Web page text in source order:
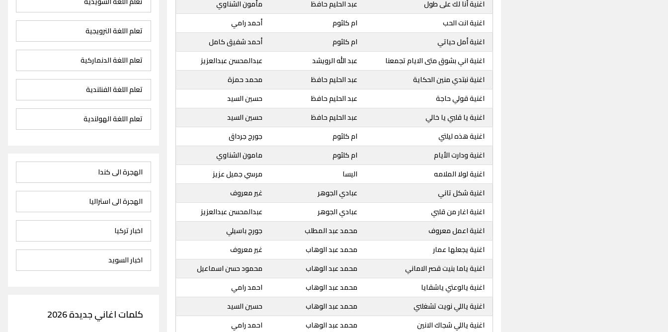
اغنية أنا لك على طول
عبد الحليم حافظ
مأمون الشناوي
اغنية انت الحب
ام كلثوم
أحمد رامي
اغنية أمل حياتي
ام كلثوم
أحمد شفيق كامل
اغنية اني بشوق متى الايام تجمعنا
عبد الله الرويشد
عبدالمحسن عبدالعزيز
اغنية نبتدي منين الحكاية
عبد الحليم حافظ
محمد حمزة
اغنية قولي حاجة
عبد الحليم حافظ
حسين السيد
اغنية يا قلبي يا خالي
عبد الحليم حافظ
حسين السيد
اغنية هذه ليلتي
ام كلثوم
جورج جرداق
اغنية ودارت الأيام
ام كلثوم
مامون الشناوي
اغنية لولا الملامه
اليسا
مرسي جميل عزيز
اغنية شكل تاني
عبادي الجوهر
غير معروف
اغنية اغار من قلبي
عبادي الجوهر
عبدالمحسن عبدالعزيز
اغنية اعمل معروف
محمد عبد المطلب
جورج باسيلي
اغنية يجعلها عمار
محمد عبد الوهاب
غير معروف
اغنية ياما بنيت قصر الاماني
محمد عبد الوهاب
محمود حسن اسماعيل
اغنية يالوعتي ياشقايا
محمد عبد الوهاب
احمد رامي
اغنية ياللي نويت تشغلني
محمد عبد الوهاب
حسين السيد
اغنية ياللي شجاك الانين
محمد عبد الوهاب
احمد رامي
تعلم اللغة النرويجية
تعلم اللغة الدنماركية
تعلم اللغة الفنلندية
تعلم اللغة الهولندية
الهجرة الى كندا
الهجرة الى استراليا
اخبار تركيا
اخبار السويد
كلمات اغاني جديدة 2026